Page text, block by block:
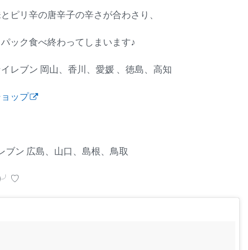
ピリ辛の唐辛子の辛さが合わさり、
ック食べ終わってしまいます♪
レブン 岡山、香川、愛媛 、徳島、高知
ップ
ブン 広島、山口、島根、鳥取